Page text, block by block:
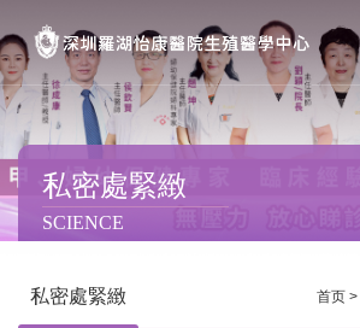
首页
私密處整形
不孕不育
私密處緊緻
SCIENCE
私密處緊緻 首页 >